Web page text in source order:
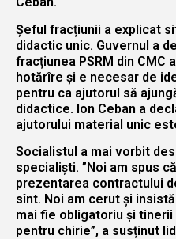
Șeful fracțiunii a explicat
didactic unic. Guvernul a
fracțiunea PSRM din CMC
hotărîre și e necesar de
pentru ca ajutorul să
didactice. Ion Ceban a
ajutorului material unic
Socialistul a mai vorbit
specialiști. ”Noi am spus
prezentarea contractului
sînt. Noi am cerut și
mai fie obligatoriu și
pentru chirie”, a susținut